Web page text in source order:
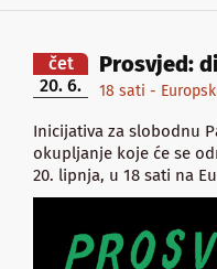
čet
20. 6.
Prosvjed:
18 sati -
Inicijativa za slobodnu
okupljanje koje će se
20. lipnja, u 18 sati na